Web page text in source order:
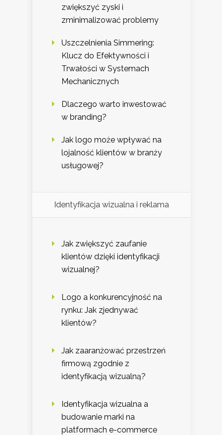
zwiększyć zyski i
zminimalizować problemy
Uszczelnienia Simmering:
Klucz do Efektywności i
Trwałości w Systemach
Mechanicznych
Dlaczego warto inwestować
w branding?
Jak logo może wpływać na
lojalność klientów w branży
usługowej?
Identyfikacja wizualna i reklama
Jak zwiększyć zaufanie
klientów dzięki identyfikacji
wizualnej?
Logo a konkurencyjność na
rynku: Jak zjednywać
klientów?
Jak zaaranżować przestrzeń
firmową zgodnie z
identyfikacją wizualną?
Identyfikacja wizualna a
budowanie marki na
platformach e-commerce